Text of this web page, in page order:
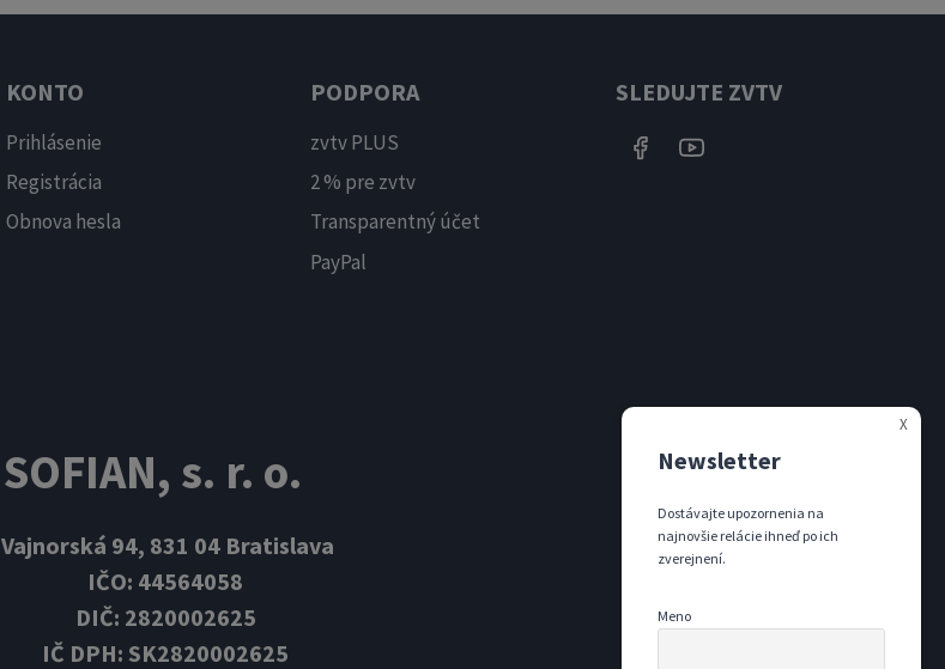
KONTO
Prihlásenie
Registrácia
Obnova hesla
PODPORA
zvtv PLUS
2 % pre zvtv
Transparentný účet
PayPal
SLEDUJTE ZVTV
SOFIAN, s. r. o.
Vajnorská 94, 831 04 Bratislava
IČO: 44564058
DIČ: 2820002625
IČ DPH: SK2820002625
X
Newsletter
Dostávajte upozornenia na
najnovšie relácie ihneď po ich
zverejnení.
Meno